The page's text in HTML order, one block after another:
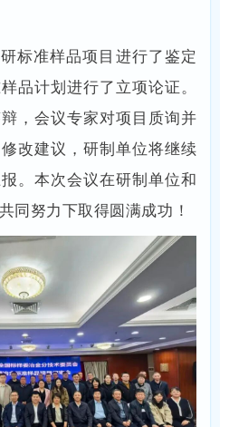
标准样品项目进行了鉴定
品计划进行了立项论证。
，会议专家对项目质询并
改建议，研制单位将继续
。本次会议在研制单位和
同努力下取得圆满成功！